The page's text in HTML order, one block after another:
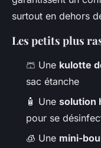
surtout en dehors
Les petits plus
🩳 Une kulotte
sac étanche
🧴 Une solution
pour se
🧊 Une mini-